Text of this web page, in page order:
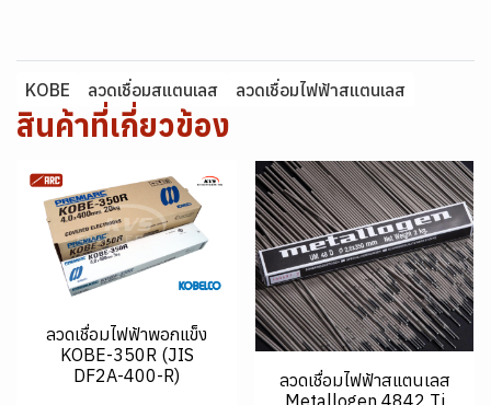
KOBE ลวดเชื่อมสแตนเลส ลวดเชื่อมไฟฟ้าสแตนเลส
สินค้าที่เกี่ยวข้อง
ลวดเชื่อมไฟฟ้าพอกแข็ง
KOBE-350R (JIS
DF2A-400-R)
ลวดเชื่อมไฟฟ้าสแตนเลส